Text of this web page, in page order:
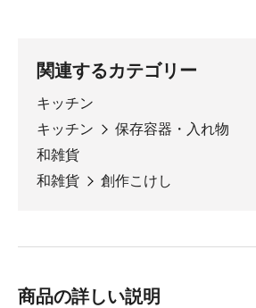
関連するカテゴリー
キッチン
キッチン
保存容器・入れ物
和雑貨
和雑貨
創作こけし
商品の詳しい説明